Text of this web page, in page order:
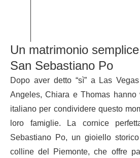
Un matrimonio
San Sebastiano Po
Dopo aver detto “sì” a Las
Angeles, Chiara e Thomas hanno
italiano per condividere questo
loro famiglie. La cornice
Sebastiano Po, un gioiello
colline del Piemonte, che offre